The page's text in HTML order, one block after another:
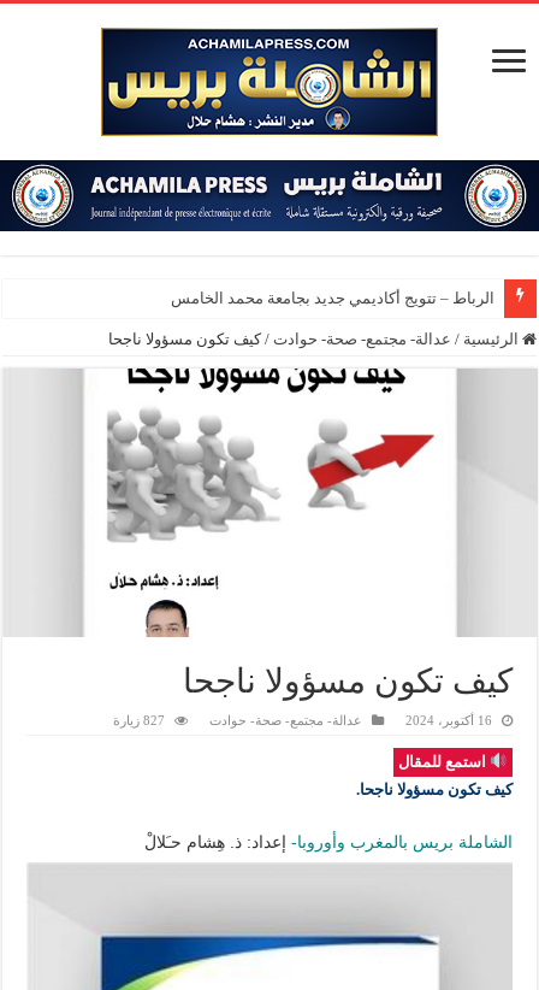
الرباط – تتويج أكاديمي جديد بجامعة محمد الخامس
الرئيسية / عدالة- مجتمع- صحة- حوادت / كيف تكون مسؤولا ناجحا
كيف تكون مسؤولا ناجحا
16 أكتوبر، 2024 عدالة- مجتمع- صحة- حوادت 827 زيارة
استمع للمقال
كيف تكون مسؤولا ناجحا.
الشاملة بريس بالمغرب وأوروبا- إعداد: ذ. هِشام حـَلالْ